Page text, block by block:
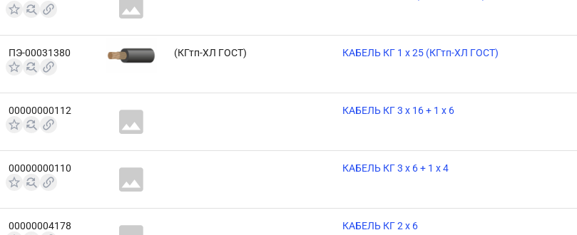
ПЭ-00031380 (КГтп-ХЛ ГОСТ) КАБЕЛЬ КГ 1 х 25 (КГтп-ХЛ ГОСТ)
00000000112 КАБЕЛЬ КГ 3 х 16 + 1 х 6
00000000110 КАБЕЛЬ КГ 3 х 6 + 1 х 4
00000004178 КАБЕЛЬ КГ 2 х 6